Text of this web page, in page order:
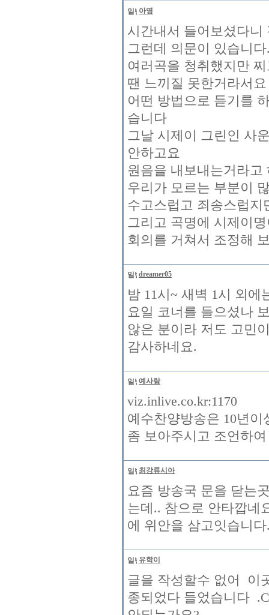
아영
시간내서 들어보셨다니
그런데 의문이 있습니
여러곡을 청취했지만
땐 느끼질 못한거라서요
어떤 방법으로 듣기를
습니다
그날 시제이 그린인 사
안하고요
원음을 내보내는거라고
우리가 모르는 부분이
수고스럽고 죄송스럽
그리고 곡명에 시제이
회의를 거쳐서 조정해
dreamer05
밤 11시~ 새벽 1시 외
요일 코너를 들으셨나
않은 분이라 저도 고민
감사하네요.
예사랑
viz.inlive.co.kr:1170
예수찬양방송은 10년
좀 보아주시고 조언하
최강류시아
요즘 방송국 문을 닫는
는데.. 참으로 안타깝네
에 위안을 삼고잇습니
유학이
글을 작성할수 없어 이
종되었다 들었습니다